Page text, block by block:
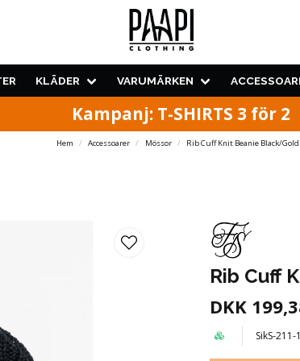
KLÄDER VARUMÄRKEN
Kampanj: T-SHIRTS 3 för 2
Hem Accessoarer Mössor Rib Cuff Knit Beanie Black/Gold
Rib Cuff
DKK
SikS-